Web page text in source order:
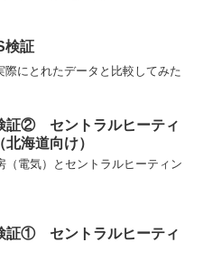
検証
にとれたデータと比較してみた
証② セントラルヒーティ
北海道向け）
電気）とセントラルヒーティン
証① セントラルヒーティ